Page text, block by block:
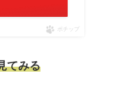
ポチップ
てみる